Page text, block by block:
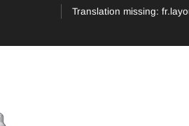
Translation missing: